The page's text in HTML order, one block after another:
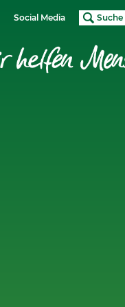
Social Media Suche